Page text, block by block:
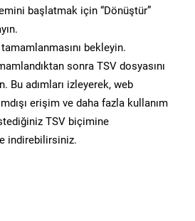
başlatmak için “Dönüştür”
bekleyin.
sonra TSV dosyasını
Bu adımları izleyerek, web
erişim ve daha fazla kullanım
TSV biçimine
indirebilirsiniz.